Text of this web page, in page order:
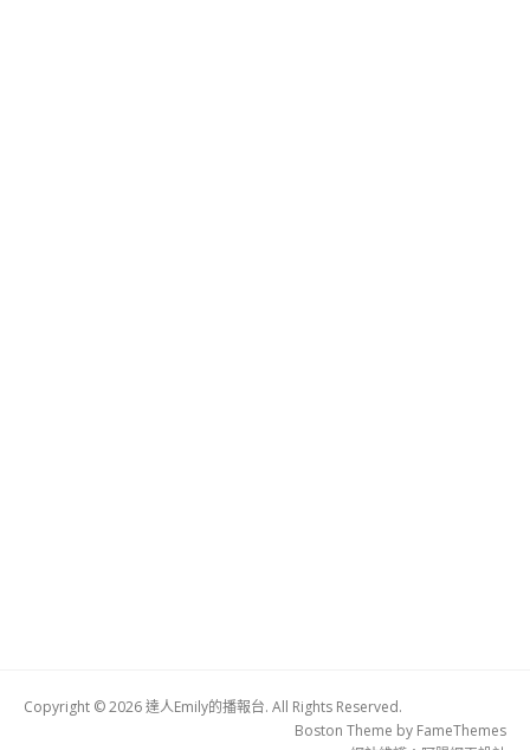
Copyright © 2026 達人Emily的播報台. All Rights Reserved.
Boston Theme by FameThemes